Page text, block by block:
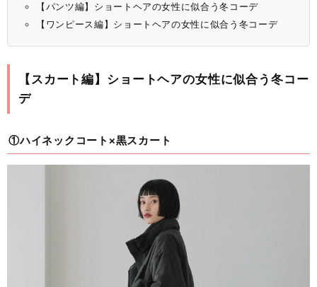
【パンツ編】ショートヘアの女性に似合う冬コーデ
【ワンピース編】ショートヘアの女性に似合う冬コーデ
【スカート編】ショートヘアの女性に似合う冬コー
デ
①ハイネックコート×黒スカート